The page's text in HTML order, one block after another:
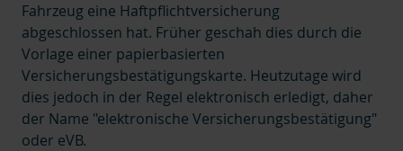
Fahrzeug eine Haftpflichtversicherung
abgeschlossen hat. Früher geschah dies durch die
Vorlage einer papierbasierten
Versicherungsbestätigungskarte. Heutzutage wird
dies jedoch in der Regel elektronisch erledigt, daher
der Name "elektronische Versicherungsbestätigung"
oder eVB.